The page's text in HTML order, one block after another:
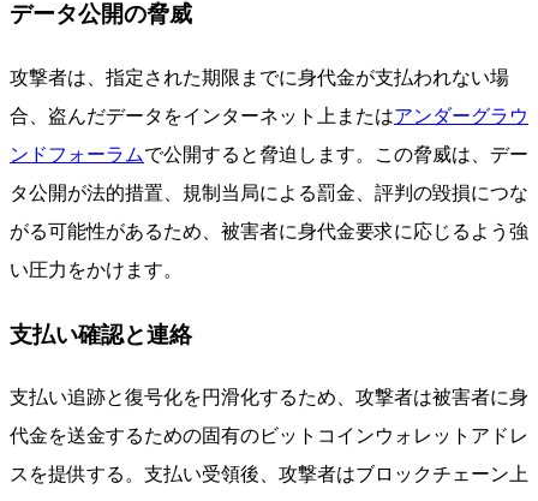
データ公開の脅威
攻撃者は、指定された期限までに身代金が支払われない場
合、盗んだデータをインターネット上またはアンダーグラウ
ンドフォーラムで公開すると脅迫します。この脅威は、デー
タ公開が法的措置、規制当局による罰金、評判の毀損につな
がる可能性があるため、被害者に身代金要求に応じるよう強
い圧力をかけます。
支払い確認と連絡
支払い追跡と復号化を円滑化するため、攻撃者は被害者に身
代金を送金するための固有のビットコインウォレットアドレ
スを提供する。支払い受領後、攻撃者はブロックチェーン上